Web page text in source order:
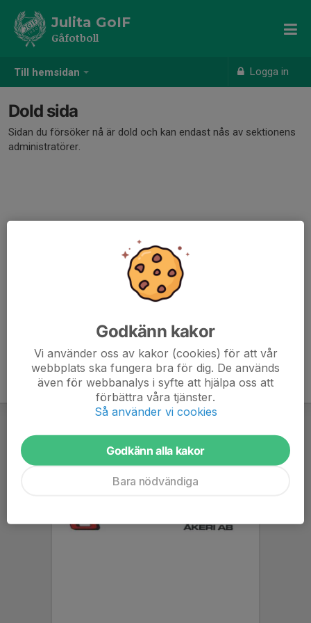
Till hemsidan Logga in
Julita GoIF
Gåfotboll
Dold sida
Sidan du försöker nå är dold och kan endast nås av sektionens
administratörer.
Godkänn kakor
Vi använder oss av kakor (cookies) för att vår
webbplats ska fungera bra för dig. De används
även för webbanalys i syfte att hjälpa oss att
förbättra våra tjänster.
Så använder vi cookies
Godkänn alla kakor
Bara nödvändiga